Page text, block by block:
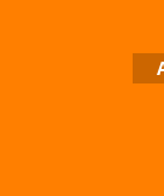
Vente
Tél: 06
Contactez nous de